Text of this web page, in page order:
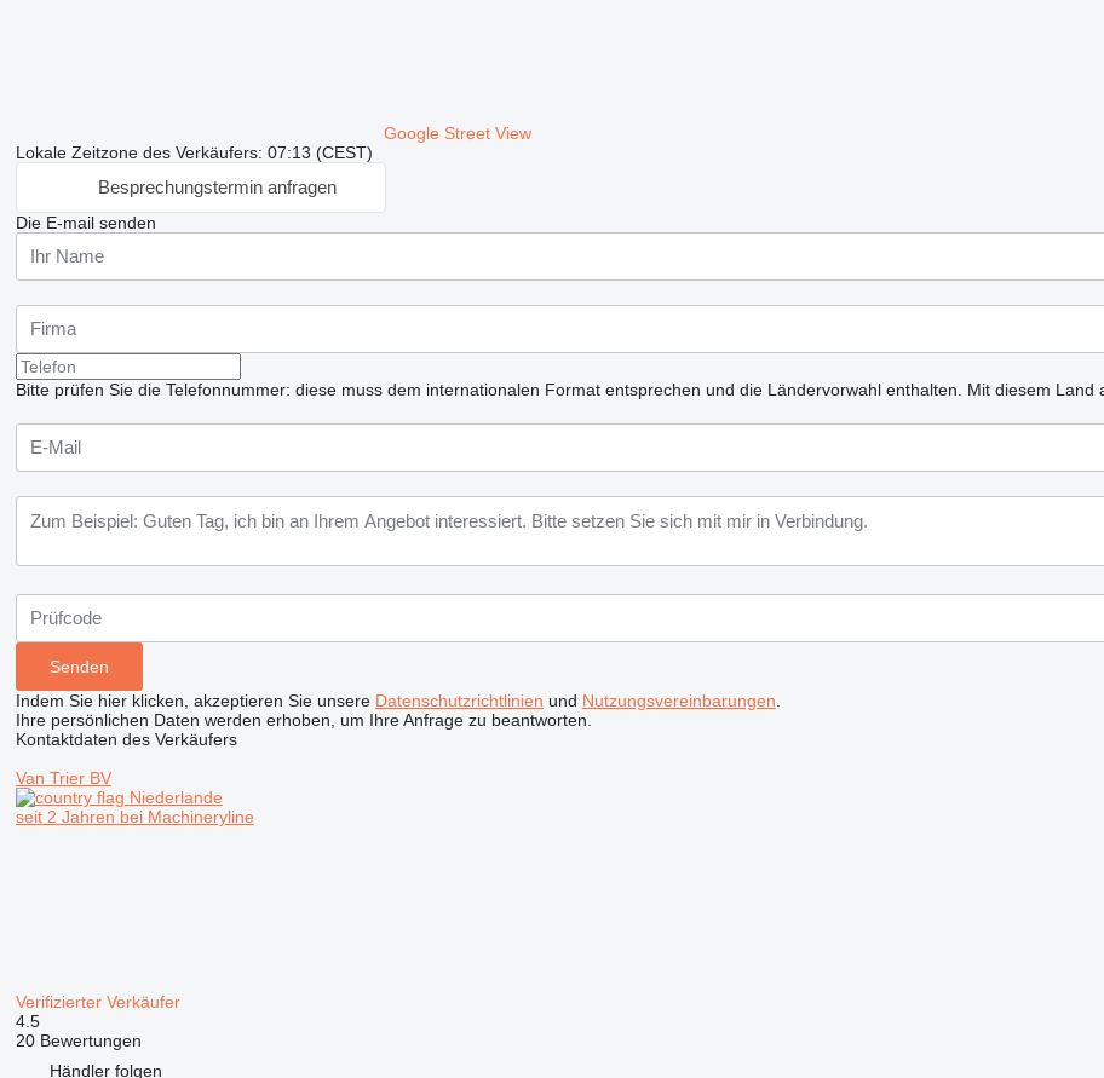
Google Street View
Lokale Zeitzone des Verkäufers: 07:13 (CEST)
Besprechungstermin anfragen
Die E-mail senden
Bitte prüfen Sie die Telefonnummer: diese muss dem internationalen Format entsprechen und die Ländervorwahl enthalten. Mit diesem Land
Indem Sie hier klicken, akzeptieren Sie unsere Datenschutzrichtlinien und Nutzungsvereinbarungen
Ihre persönlichen Daten werden erhoben, um Ihre Anfrage zu beantworten.
Kontaktdaten des Verkäufers
Van Trier BV
Niederlande
seit 2 Jahren bei Machineryline
Verifizierter Verkäufer
4.5
20 Bewertungen
Händler folgen